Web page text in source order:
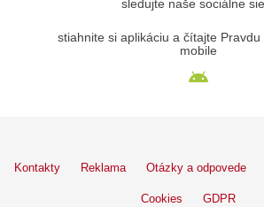
sledujte naše sociálne
stiahnite si aplikáciu a čítajte
mobile
Kontakty Reklama Otázky a odpovede
Cookies GDPR